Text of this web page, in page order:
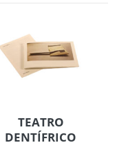
TEATRO
DENTÍFRICO